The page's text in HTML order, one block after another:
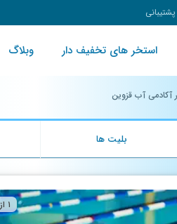
پشتیبانی
استخر های تخفیف دار وبلاگ
آکادمی آب قزوین
بلیت ها
۱ از ۳